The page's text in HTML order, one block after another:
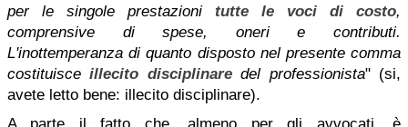
per le singole prestazioni tutte le voci di costo,
comprensive di spese, oneri e contributi.
L'inottemperanza di quanto disposto nel presente comma
costituisceillecito disciplinaredel professionista" (si,
avete letto bene: illecito disciplinare).